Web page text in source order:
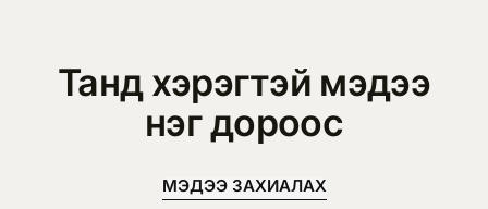
Танд хэрэгтэй мэдээ
нэг дороос
МЭДЭЭ ЗАХИАЛАХ